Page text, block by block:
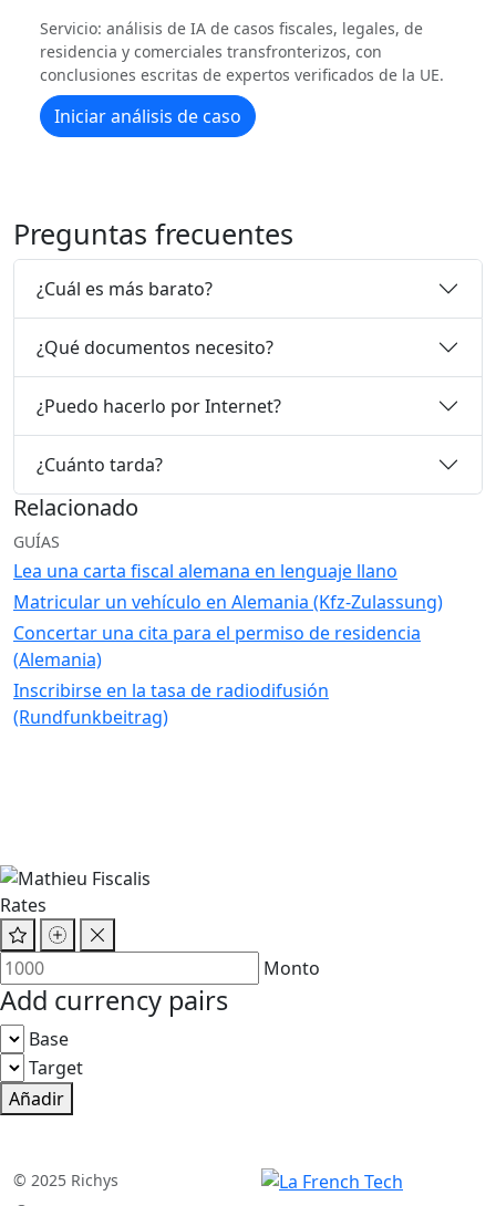
Servicio: análisis de IA de casos fiscales, legales, de
residencia y comerciales transfronterizos, con
conclusiones escritas de expertos verificados de la UE.
Iniciar análisis de caso
Preguntas frecuentes
¿Cuál es más barato?
¿Qué documentos necesito?
¿Puedo hacerlo por Internet?
¿Cuánto tarda?
Relacionado
GUÍAS
Lea una carta fiscal alemana en lenguaje llano
Matricular un vehículo en Alemania (Kfz-Zulassung)
Concertar una cita para el permiso de residencia
(Alemania)
Inscribirse en la tasa de radiodifusión
(Rundfunkbeitrag)
Rates
Monto
Add currency pairs
Base
Target
Añadir
© 2025 Richys